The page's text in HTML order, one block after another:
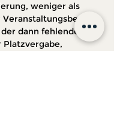
weniger als
Veranstaltungsbeginn
dann fehlende